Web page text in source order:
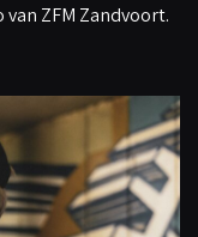
ZFM Zandvoort.